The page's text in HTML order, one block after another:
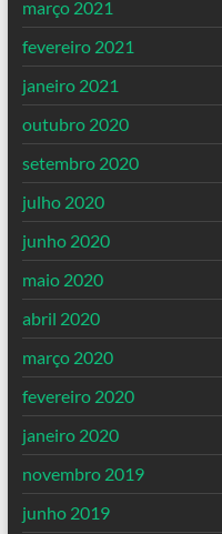
março 2021
fevereiro 2021
janeiro 2021
outubro 2020
setembro 2020
julho 2020
junho 2020
maio 2020
abril 2020
março 2020
fevereiro 2020
janeiro 2020
novembro 2019
junho 2019